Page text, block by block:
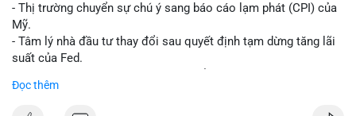
- Thị trường chuyển sự chú ý sang báo cáo lạm phát (CPI) của
Mỹ.
- Tâm lý nhà đầu tư thay đổi sau quyết định tạm dừng tăng lãi
suất của Fed.
theo.
Đọc thêm